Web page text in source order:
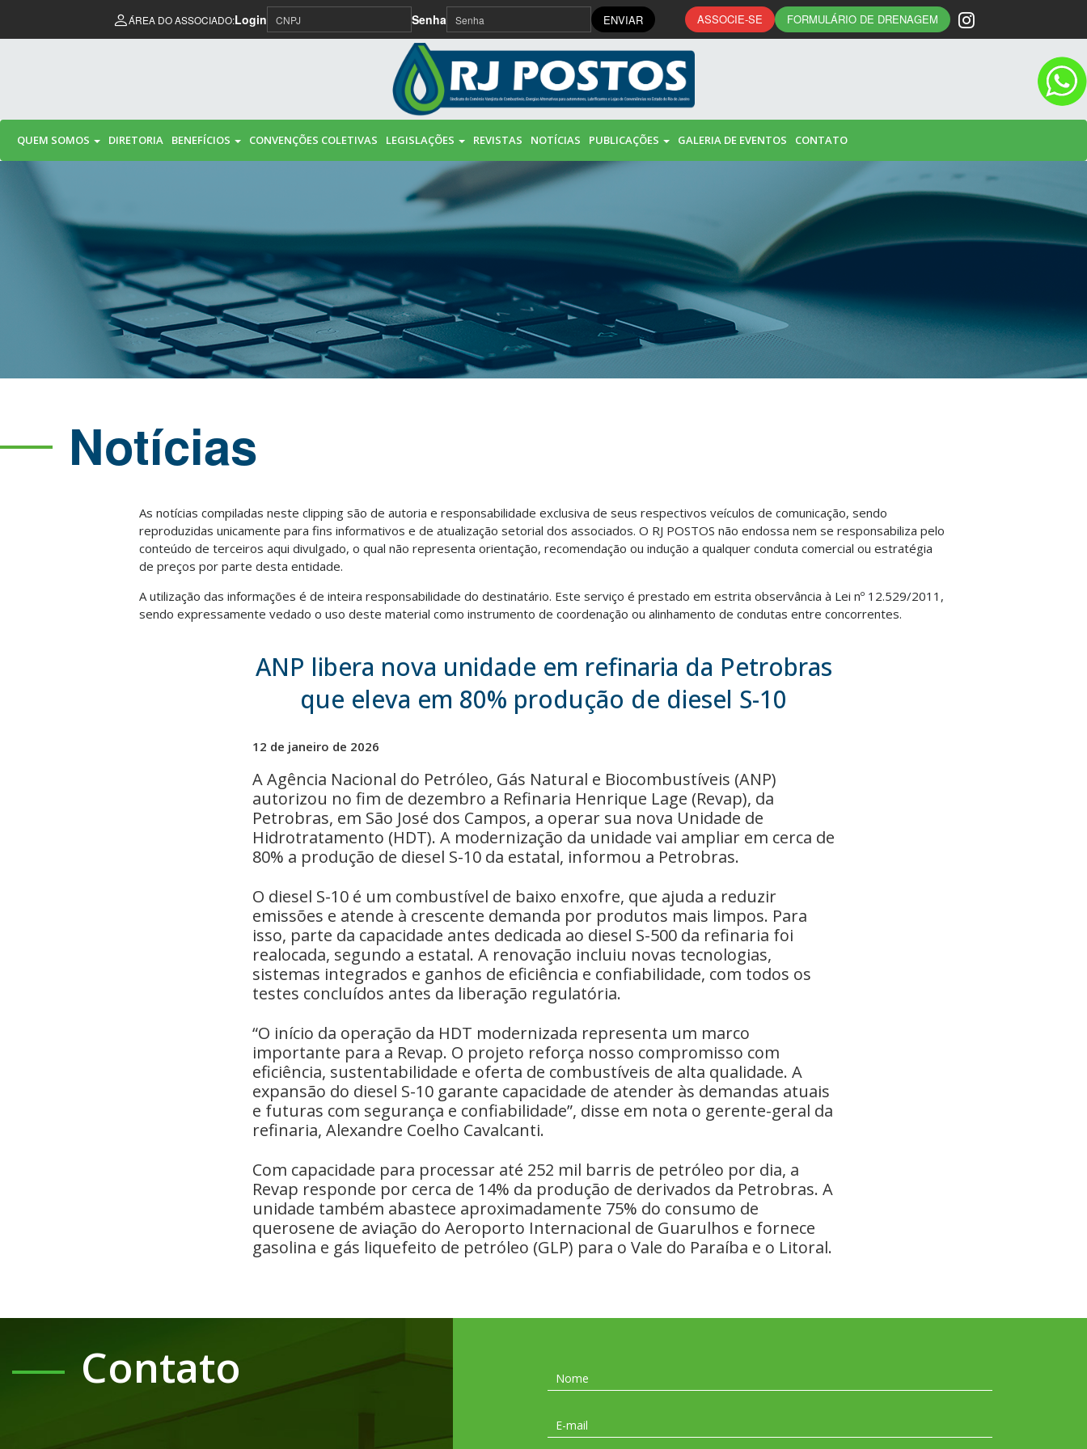
Pular para o conteúdoÁREA DO ASSOCIADO:Login Senha ENVIAR ASSOCIE-SE FORMULÁRIO DE DRENAGEM
QUEM SOMOS DIRETORIA BENEFÍCIOS CONVENÇÕES COLETIVAS LEGISLAÇÕES REVISTAS NOTÍCIAS PUBLICAÇÕES GALERIA DE EVENTOS CONTATO
Notícias
As notícias compiladas neste clipping são de autoria e responsabilidade exclusiva de seus respectivos veículos de comunicação, sendo
reproduzidas unicamente para fins informativos e de atualização setorial dos associados. O RJ POSTOS não endossa nem se responsabiliza pelo
conteúdo de terceiros aqui divulgado, o qual não representa orientação, recomendação ou indução a qualquer conduta comercial ou estratégia
de preços por parte desta entidade.
A utilização das informações é de inteira responsabilidade do destinatário. Este serviço é prestado em estrita observância à Lei nº 12.529/2011,
sendo expressamente vedado o uso deste material como instrumento de coordenação ou alinhamento de condutas entre concorrentes.
ANP libera nova unidade em refinaria da Petrobras
que eleva em 80% produção de diesel S-10
12 de janeiro de 2026
A Agência Nacional do Petróleo, Gás Natural e Biocombustíveis (ANP)
autorizou no fim de dezembro a Refinaria Henrique Lage (Revap), da
Petrobras, em São José dos Campos, a operar sua nova Unidade de
Hidrotratamento (HDT). A modernização da unidade vai ampliar em cerca de
80% a produção de diesel S-10 da estatal, informou a Petrobras.
O diesel S-10 é um combustível de baixo enxofre, que ajuda a reduzir
emissões e atende à crescente demanda por produtos mais limpos. Para
isso, parte da capacidade antes dedicada ao diesel S-500 da refinaria foi
realocada, segundo a estatal. A renovação incluiu novas tecnologias,
sistemas integrados e ganhos de eficiência e confiabilidade, com todos os
testes concluídos antes da liberação regulatória.
“O início da operação da HDT modernizada representa um marco
importante para a Revap. O projeto reforça nosso compromisso com
eficiência, sustentabilidade e oferta de combustíveis de alta qualidade. A
expansão do diesel S-10 garante capacidade de atender às demandas atuais
e futuras com segurança e confiabilidade”, disse em nota o gerente-geral da
refinaria, Alexandre Coelho Cavalcanti.
Com capacidade para processar até 252 mil barris de petróleo por dia, a
Revap responde por cerca de 14% da produção de derivados da Petrobras. A
unidade também abastece aproximadamente 75% do consumo de
querosene de aviação do Aeroporto Internacional de Guarulhos e fornece
gasolina e gás liquefeito de petróleo (GLP) para o Vale do Paraíba e o Litoral.
Contato